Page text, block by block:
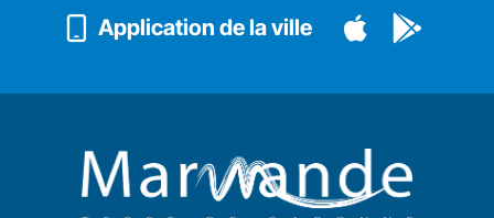
Application de la ville